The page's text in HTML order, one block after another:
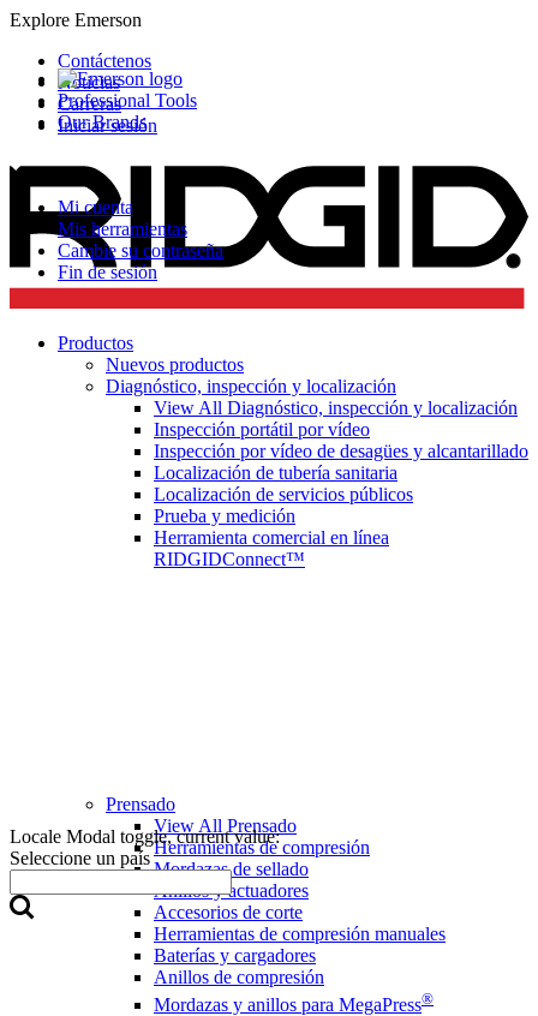
Explore Emerson
Professional Tools
Our Brands
Contáctenos
Noticias
Carreras
Iniciar sesión
Mi cuenta
Mis herramientas
Cambie su contraseña
Fin de sesión
Locale Modal toggle, current value:
Seleccione un país
Productos
Nuevos productos
Diagnóstico, inspección y localización
View All Diagnóstico, inspección y localización
Inspección portátil por vídeo
Inspección por vídeo de desagües y alcantarillado
Localización de tubería sanitaria
Localización de servicios públicos
Prueba y medición
Herramienta comercial en línea
RIDGIDConnect™
Prensado
View All Prensado
Herramientas de compresión
Mordazas de sellado
Anillos y actuadores
Accesorios de corte
Herramientas de compresión manuales
Baterías y cargadores
Anillos de compresión
Mordazas y anillos para MegaPress®